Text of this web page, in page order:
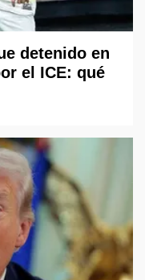
detenido en
el ICE: qué